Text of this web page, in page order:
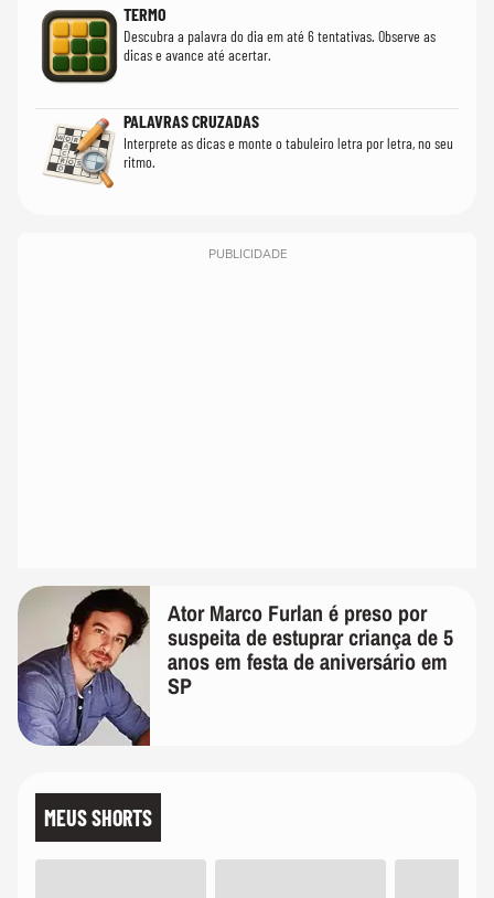
TERMO
Descubra a palavra do dia em até 6 tentativas. Observe as
dicas e avance até acertar.
PALAVRAS CRUZADAS
Interprete as dicas e monte o tabuleiro letra por letra, no seu
ritmo.
PUBLICIDADE
Ator Marco Furlan é preso por
suspeita de estuprar criança de 5
anos em festa de aniversário em
SP
MEUS SHORTS